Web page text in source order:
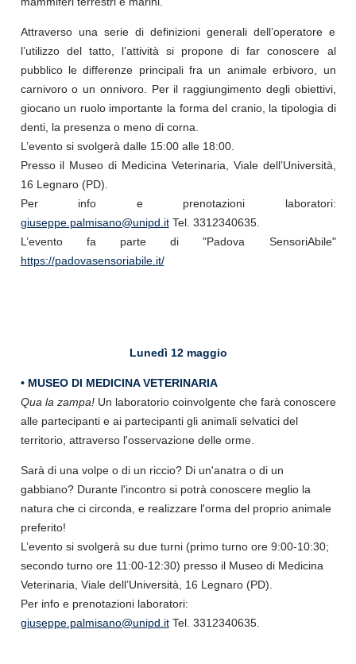
Attraverso una serie di definizioni generali dell’operatore e
l’utilizzo del tatto, l’attività si propone di far conoscere al
pubblico le differenze principali fra un animale erbivoro, un
carnivoro o un onnivoro. Per il raggiungimento degli obiettivi,
giocano un ruolo importante la forma del cranio, la tipologia di
denti, la presenza o meno di corna.
L’evento si svolgerà dalle 15:00 alle 18:00.
Presso il Museo di Medicina Veterinaria, Viale dell’Università,
16 Legnaro (PD).
Per info e prenotazioni laboratori:
giuseppe.palmisano@unipd.itTel. 3312340635.
L’evento fa parte di "Padova SensoriAbile"
https://padovasensoriabile.it/
Lunedì 12 maggio
• MUSEO DI MEDICINA VETERINARIA
Qua la zampa!Un laboratorio coinvolgente che farà conoscere
alle partecipanti e ai partecipanti gli animali selvatici del
territorio, attraverso l'osservazione delle orme.
Sarà di una volpe o di un riccio? Di un'anatra o di un
gabbiano? Durante l'incontro si potrà conoscere meglio la
natura che ci circonda, e realizzare l'orma del proprio animale
preferito!
L’evento si svolgerà su due turni (primo turno ore 9:00-10:30;
secondo turno ore 11:00-12:30) presso il Museo di Medicina
Veterinaria, Viale dell’Università, 16 Legnaro (PD).
Per info e prenotazioni laboratori:
giuseppe.palmisano@unipd.itTel. 3312340635.